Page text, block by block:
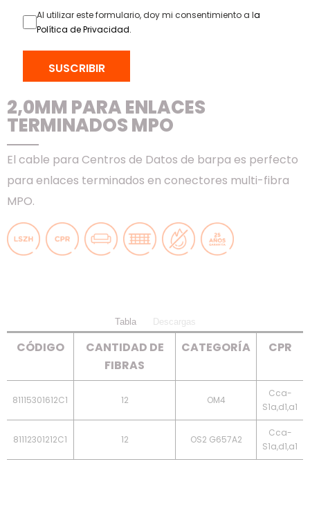
INICIO>PRODUCTOS>FIBRA ÓPTICA
CENTROS DE DATOS 2,0MM PARA ENLACES TERMINADOS MPO
CABLE PARA CENTROS DE DATOS
2,0MM PARA ENLACES
TERMINADOS MPO
El cable para Centros de Datos de barpa es perfecto
para enlaces terminados en conectores multi-fibra
MPO.
Tabla Descargas
CÓDIGO
CANTIDAD DE
FIBRAS
CATEGORÍA CPR
81115301612C1 12 OM4
Cca-
S1a,d1,a1
81112301212C1 12 OS2 G657A2
Cca-
S1a,d1,a1
Al utilizar este formulario, doy mi consentimiento a la
Política de Privacidad.
SUSCRIBIR